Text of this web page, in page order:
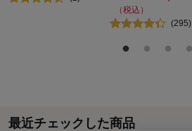
（税込）
(295)
最近チェックした商品